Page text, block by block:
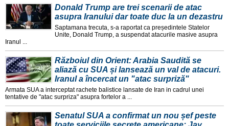
Donald Trump are trei scenarii de atac
asupra Iranului dar toate duc la un dezastru
Saptamana trecuta, s-a raportat ca președintele Statelor
Unite, Donald Trump, a suspendat atacurile masive asupra
Iranul ...
Războiul din Orient: Arabia Saudită se
aliază cu SUA și lansează un val de atacuri.
Iranul a încercat un "atac surpriză"
Armata SUA a interceptat rachete balistice lansate de Iran in cadrul unei
tentative de "atac surpriza" asupra fortelor a ...
Senatul SUA a confirmat un nou șef peste